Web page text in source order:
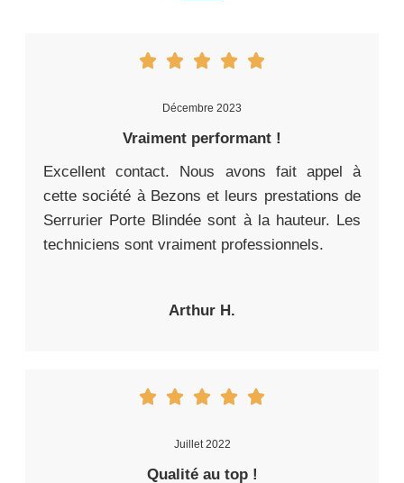
Décembre 2023
Vraiment performant !
Excellent contact. Nous avons fait appel à
cette société à Bezons et leurs prestations de
Serrurier Porte Blindée sont à la hauteur. Les
techniciens sont vraiment professionnels.
Arthur H.
Juillet 2022
Qualité au top !